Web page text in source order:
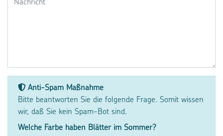
Anti-Spam Maßnahme
Bitte beantworten Sie die folgende Frage. Somit wissen
wir, daß Sie kein Spam-Bot sind.
Welche Farbe haben Blätter im Sommer?